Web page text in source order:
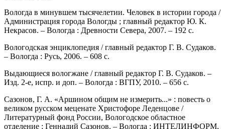
Вологда в минувшем тысячелетии. Человек в истории города /
Администрация города Вологды ; главный редактор Ю. К.
Некрасов. – Вологда : Древности Севера, 2007. – 192 с.
Вологодская энциклопедия / главный редактор Г. В. Судаков.
– Вологда : Русь, 2006. – 608 с.
Выдающиеся вологжане / главный редактор Г. В. Судаков. –
Изд. 2-е, испр. и доп. – Вологда : ВГПУ, 2010. – 656 с.
Сазонов, Г. А. «Аршином общим не измерить...» : повесть о
великом русском меценате Христофоре Леденцове /
Литературный фонд России, Вологодское областное
отделение ; Геннадий Сазонов. – Вологда : ИНТЕЛИНФОРМ,